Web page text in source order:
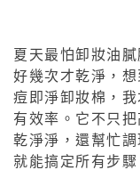
夏天最怕卸妝油
好幾次才乾淨，
痘即淨卸妝棉，
有效率。它不只
乾淨淨，還幫忙
就能搞定所有步